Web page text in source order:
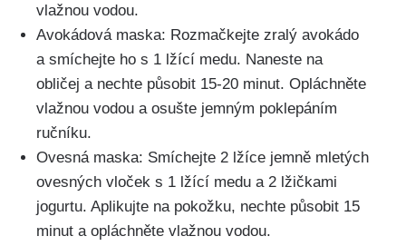
vlažnou ⁣vodou.
Avokádová maska:‍ Rozmačkejte zralý ⁣avokádo
a ‌smíchejte ho s 1 lžící medu. ⁣Naneste⁢ na
obličej a nechte⁢ působit 15-20 ⁢minut. Opláchněte
vlažnou vodou a osušte jemným ​poklepáním
ručníku.
Ovesná maska: Smíchejte 2 lžíce jemně mletých
ovesných‍ vloček s 1 lžící medu ⁢a 2 lžičkami
jogurtu. Aplikujte na pokožku, nechte působit 15
minut a ‌opláchněte vlažnou vodou.